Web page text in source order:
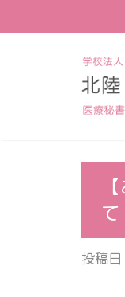
て
投稿日